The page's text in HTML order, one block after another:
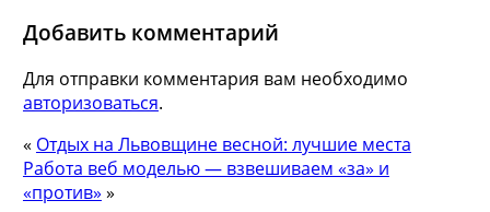
Добавить комментарий
Для отправки комментария вам необходимо
авторизоваться.
« Отдых на Львовщине весной: лучшие места
Работа веб моделью — взвешиваем «за» и
«против» »